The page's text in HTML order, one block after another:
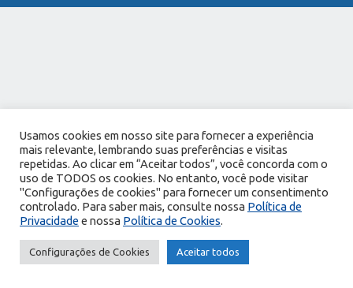
Usamos cookies em nosso site para fornecer a experiência
mais relevante, lembrando suas preferências e visitas
repetidas. Ao clicar em “Aceitar todos”, você concorda com o
uso de TODOS os cookies. No entanto, você pode visitar
"Configurações de cookies" para fornecer um consentimento
controlado. Para saber mais, consulte nossa Política de
Privacidade e nossa Política de Cookies.
Configurações de Cookies Aceitar todos